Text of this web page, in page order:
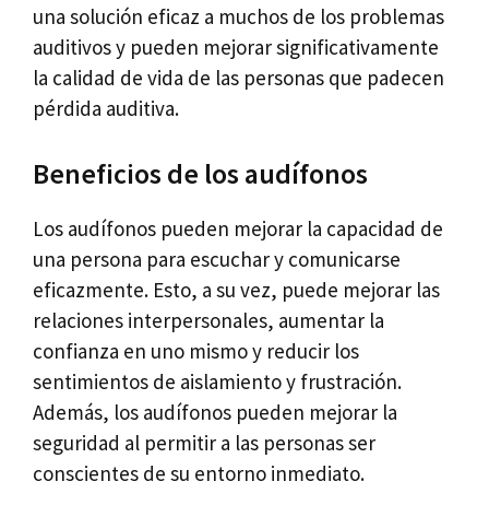
una solución eficaz a muchos de los problemas
auditivos y pueden mejorar significativamente
la calidad de vida de las personas que padecen
pérdida auditiva.
Beneficios de los audífonos
Los audífonos pueden mejorar la capacidad de
una persona para escuchar y comunicarse
eficazmente. Esto, a su vez, puede mejorar las
relaciones interpersonales, aumentar la
confianza en uno mismo y reducir los
sentimientos de aislamiento y frustración.
Además, los audífonos pueden mejorar la
seguridad al permitir a las personas ser
conscientes de su entorno inmediato.